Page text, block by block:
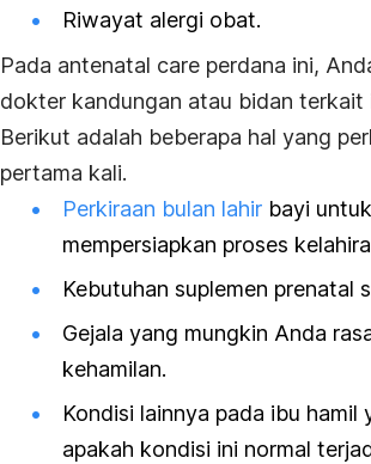
Riwayat alergi obat.
Pada antenatal care perdana ini,
dokter kandungan atau bidan
Berikut adalah beberapa hal yang
pertama kali.
Perkiraan bulan lahir bayi
mempersiapkan proses
Kebutuhan suplemen prenatal
Gejala yang mungkin Anda
kehamilan.
Kondisi lainnya pada ibu
apakah kondisi ini normal